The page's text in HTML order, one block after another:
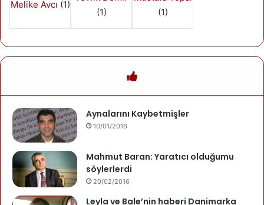
Melike Avcı (1)
(1)
(1)
Aynalarını Kaybetmişler
10/01/2016
Mahmut Baran: Yaratıcı olduğumu
söylerlerdi
20/02/2016
Leyla ve Bale’nin haberi Danimarka